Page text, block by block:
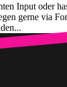
Input oder
gerne via